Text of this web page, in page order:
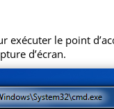
exécuter le point
d’écran.